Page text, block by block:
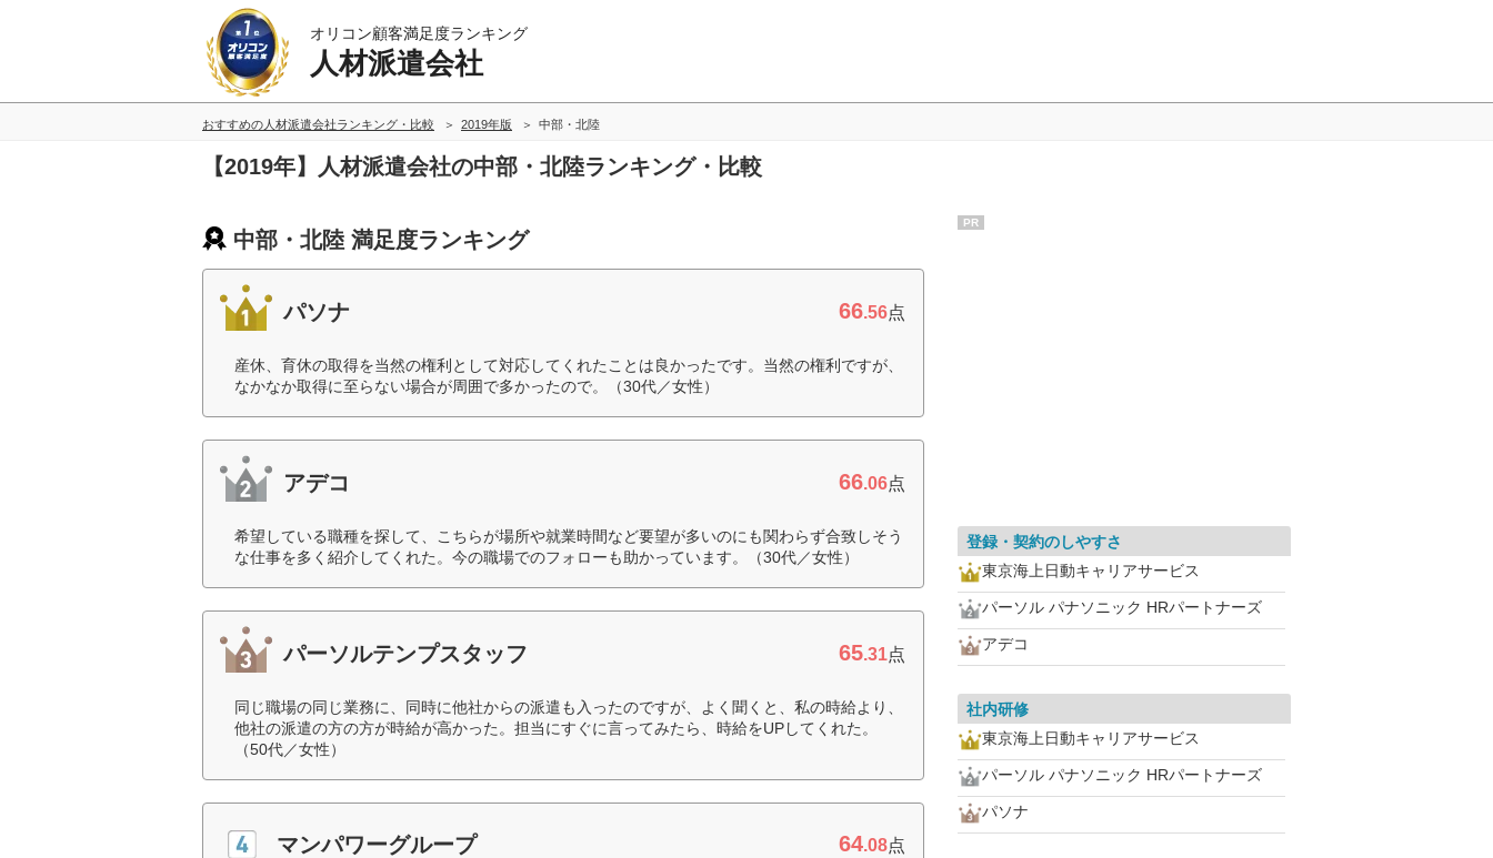
オリコン顧客満足度ランキング
人材派遣会社
おすすめの人材派遣会社ランキング・比較 2019年版 中部・北陸
【2019年】人材派遣会社の中部・北陸ランキング・比較
中部・北陸 満足度ランキング
パソナ 66.56点
産休、育休の取得を当然の権利として対応してくれたことは良かったです。当然の権利ですが、
なかなか取得に至らない場合が周囲で多かったので。（30代／女性）
アデコ 66.06点
希望している職種を探して、こちらが場所や就業時間など要望が多いのにも関わらず合致しそう
な仕事を多く紹介してくれた。今の職場でのフォローも助かっています。（30代／女性）
パーソルテンプスタッフ 65.31点
同じ職場の同じ業務に、同時に他社からの派遣も入ったのですが、よく聞くと、私の時給より、
他社の派遣の方の方が時給が高かった。担当にすぐに言ってみたら、時給をUPしてくれた。
（50代／女性）
マンパワーグループ 64.08点
PR
登録・契約のしやすさ
東京海上日動キャリアサービス
パーソル パナソニック HRパートナーズ
アデコ
社内研修
東京海上日動キャリアサービス
パーソル パナソニック HRパートナーズ
パソナ